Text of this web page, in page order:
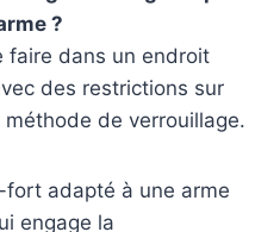
?
faire dans un endroit
des restrictions sur
méthode de verrouillage.
fort adapté à une arme
engage la